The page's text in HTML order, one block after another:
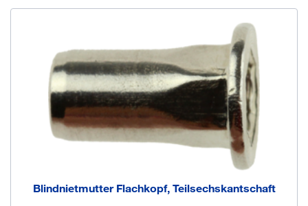
Blindnietmutter Flachkopf, Teilsechskantschaft